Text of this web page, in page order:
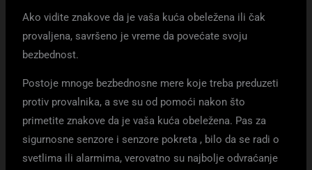
Ako vidite znakove da je vaša kuća obeležena ili čak
provaljena, savršeno je vreme da povećate svoju
bezbednost.
Postoje mnoge bezbednosne mere koje treba preduzeti
protiv provalnika, a sve su od pomoći nakon što
primetite znakove da je vaša kuća obeležena. Pas za
sigurnosne senzore i senzore pokreta , bilo da se radi o
svetlima ili alarmima, verovatno su najbolje odvraćanje